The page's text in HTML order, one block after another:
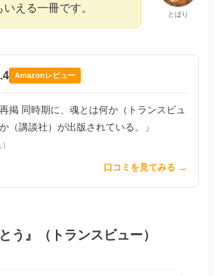
とばり
える一冊です。
Amazonレビュー
再掲 同時期に、魂とは何か（トランスビュ
（講談社）が出版されている。」
口コミを見てみる →
う』（トランスビュー）